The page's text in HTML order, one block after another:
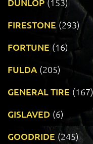
FIRESTONE (293)
FORTUNE (16)
FULDA (205)
GENERAL TIRE (167)
GISLAVED (6)
GOODRIDE (245)